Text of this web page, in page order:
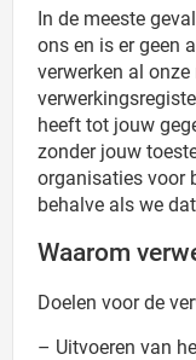
In de meeste
ons en is er geen
verwerken al
heeft tot jouw
zonder jouw
organisaties voor
behalve als we
Waarom
Doelen voor de
– Uitvoeren van